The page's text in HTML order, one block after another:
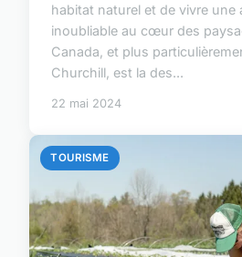
habitat naturel et de vivre une
inoubliable au cœur des
Canada, et plus
Churchill, est la des...
22 mai 2024
TOURISME